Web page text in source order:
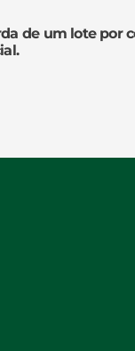
de um lote por